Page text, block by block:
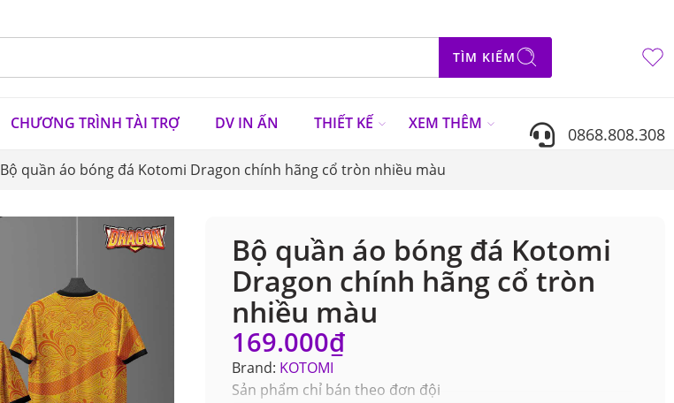
TÌM KIẾM
CHƯƠNG TRÌNH TÀI TRỢ DV IN ẤN THIẾT KẾ XEM THÊM 0868.808.308
Bộ quần áo bóng đá Kotomi Dragon chính hãng cổ tròn nhiều màu
Bộ quần áo bóng đá Kotomi
Dragon chính hãng cổ tròn
nhiều màu
169.000₫
Brand: KOTOMI
Sản phẩm chỉ bán theo đơn đội